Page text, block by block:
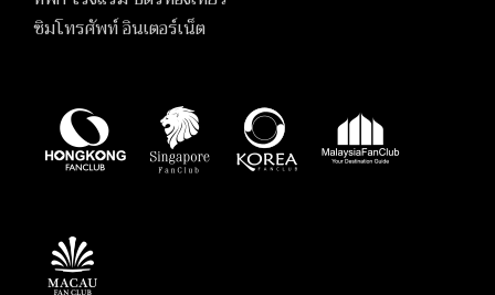
ซิมโทรศัพท์ อินเตอร์เน็ต